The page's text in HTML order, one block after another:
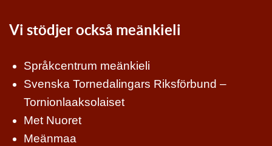
Vi stödjer också meänkieli
Språkcentrum meänkieli
Svenska Tornedalingars Riksförbund –
Tornionlaaksolaiset
Met Nuoret
Meänmaa